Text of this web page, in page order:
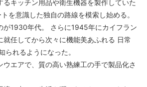
るキッチン用品や衛生機器を製作していた
を意識した独自の路線を模索し始める。
が1930年代。 さらに1945年にカイフラン
就任してから次々に機能美あふれる 日常
られるようになった。
ウエアで、質の高い熟練工の手で製品化さ